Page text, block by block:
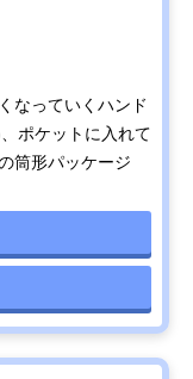
なっていくハンド
ポケットに入れて
筒形パッケージ